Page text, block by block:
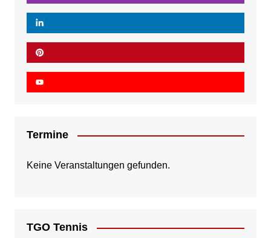
Termine
Keine Veranstaltungen gefunden.
TGO Tennis